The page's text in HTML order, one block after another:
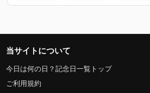
当サイトについて
今日は何の日？記念日一覧トップ
ご利用規約